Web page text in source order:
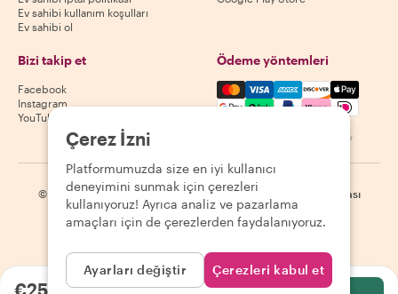
€25.00kişi başı
Ev sahibi kullanım koşulları
Ev sahibi ol
Bizi takip et
Facebook
Instagram
YouTube
Ödeme yöntemleri
Mastercard, Visa, Amex,
Kullanılabilirlik destinasyona göre değişir
© 2026 Withlocals.com | Gizlilik Politikası | Çerezler Site haritası
Çerez İzni
Platformumuzda size en iyi kullanıcı
deneyimini sunmak için çerezleri
kullanıyoruz! Ayrıca analiz ve pazarlama
amaçları için de çerezlerden faydalanıyoruz.
Ayarları değiştir Çerezleri kabul et